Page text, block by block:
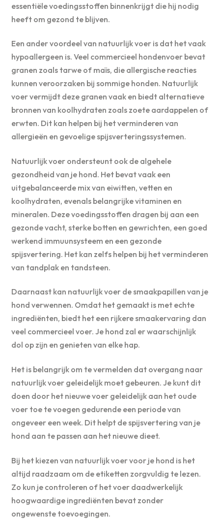
essentiële voedingsstoffen binnenkrijgt die hij nodig
heeft om gezond te blijven.
Een ander voordeel van natuurlijk voer is dat het vaak
hypoallergeen is. Veel commercieel hondenvoer bevat
granen zoals tarwe of maïs, die allergische reacties
kunnen veroorzaken bij sommige honden. Natuurlijk
voer vermijdt deze granen vaak en biedt alternatieve
bronnen van koolhydraten zoals zoete aardappelen of
erwten. Dit kan helpen bij het verminderen van
allergieën en gevoelige spijsverteringssystemen.
Natuurlijk voer ondersteunt ook de algehele
gezondheid van je hond. Het bevat vaak een
uitgebalanceerde mix van eiwitten, vetten en
koolhydraten, evenals belangrijke vitaminen en
mineralen. Deze voedingsstoffen dragen bij aan een
gezonde vacht, sterke botten en gewrichten, een goed
werkend immuunsysteem en een gezonde
spijsvertering. Het kan zelfs helpen bij het verminderen
van tandplak en tandsteen.
Daarnaast kan natuurlijk voer de smaakpapillen van je
hond verwennen. Omdat het gemaakt is met echte
ingrediënten, biedt het een rijkere smaakervaring dan
veel commercieel voer. Je hond zal er waarschijnlijk
dol op zijn en genieten van elke hap.
Het is belangrijk om te vermelden dat overgang naar
natuurlijk voer geleidelijk moet gebeuren. Je kunt dit
doen door het nieuwe voer geleidelijk aan het oude
voer toe te voegen gedurende een periode van
ongeveer een week. Dit helpt de spijsvertering van je
hond aan te passen aan het nieuwe dieet.
Bij het kiezen van natuurlijk voer voor je hond is het
altijd raadzaam om de etiketten zorgvuldig te lezen.
Zo kun je controleren of het voer daadwerkelijk
hoogwaardige ingrediënten bevat zonder
ongewenste toevoegingen.